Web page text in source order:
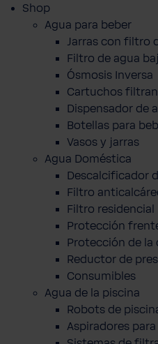
Shop
Agua para beber
Jarras con filtro
Filtro de agua
Ósmosis Inversa
Cartuchos
Dispensador de
Botellas para
Vasos y jarras
Agua Doméstica
Descalcificador
Filtro
Filtro residencial
Protección
Protección de la
Reductor de
Consumibles
Agua de la piscina
Robots de
Aspiradores